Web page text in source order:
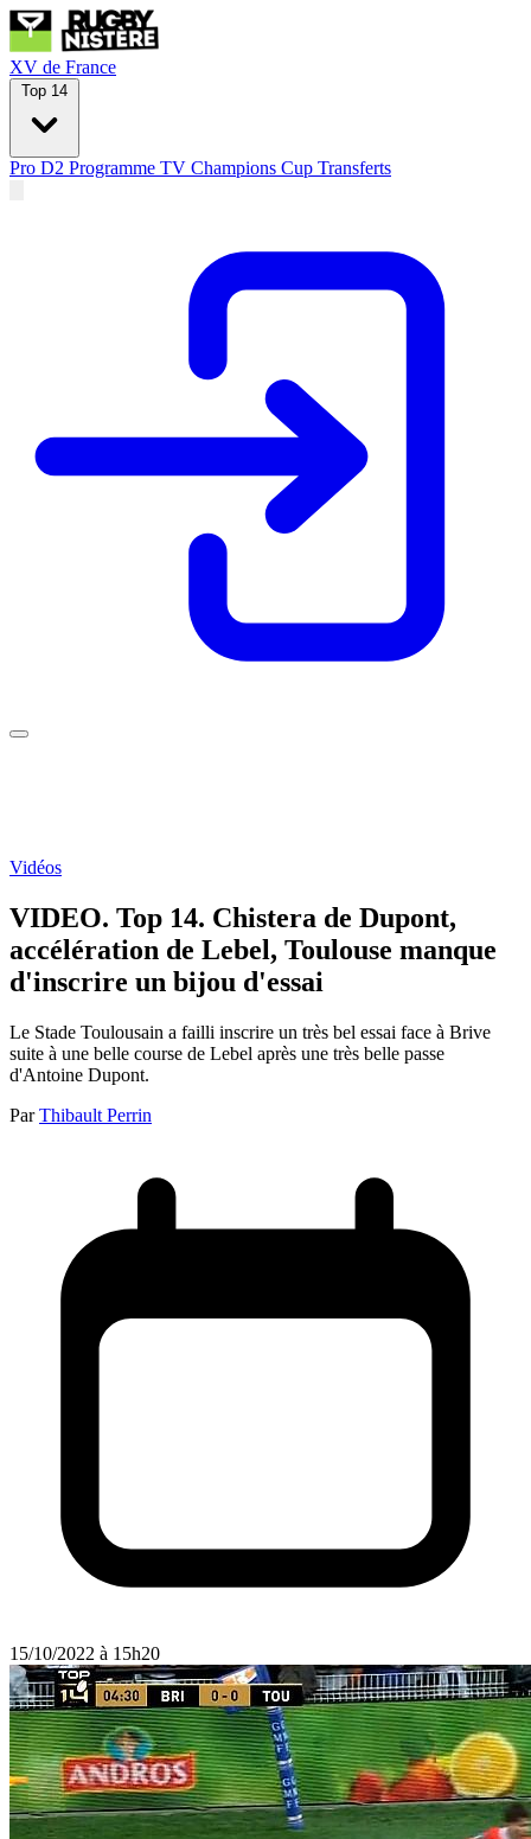
XV de France
Top 14
Pro D2 Programme TV Champions Cup Transferts
Vidéos
VIDEO. Top 14. Chistera de Dupont,
accélération de Lebel, Toulouse manque
d'inscrire un bijou d'essai
Le Stade Toulousain a failli inscrire un très bel essai face à Brive
suite à une belle course de Lebel après une très belle passe
d'Antoine Dupont.
Par Thibault Perrin
15/10/2022 à 15h20